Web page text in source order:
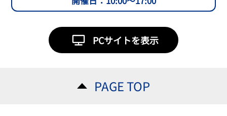
PCサイトを表示
PAGE TOP